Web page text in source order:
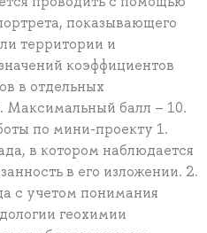
показывающего
территории и
коэффициентов
в отдельных
Максимальный балл – 10.
по мини-проекту 1.
в котором наблюдается
в его изложении. 2.
с учетом понимания
геохимии